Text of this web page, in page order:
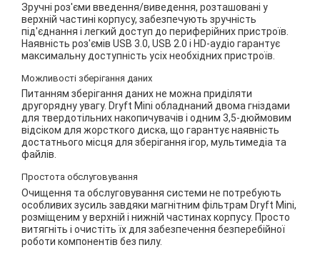
Зручні роз'єми введення/виведення, розташовані у
верхній частині корпусу, забезпечують зручність
під'єднання і легкий доступ до периферійних пристроїв.
Наявність роз'ємів USB 3.0, USB 2.0 і HD-аудіо гарантує
максимальну доступність усіх необхідних пристроїв.
Можливості зберігання даних
Питанням зберігання даних не можна приділяти
другорядну увагу. Dryft Mini обладнаний двома гніздами
для твердотільних накопичувачів і одним 3,5-дюймовим
відсіком для жорсткого диска, що гарантує наявність
достатнього місця для зберігання ігор, мультимедіа та
файлів.
Простота обслуговування
Очищення та обслуговування системи не потребують
особливих зусиль завдяки магнітним фільтрам Dryft Mini,
розміщеним у верхній і нижній частинах корпусу. Просто
витягніть і очистіть їх для забезпечення безперебійної
роботи компонентів без пилу.